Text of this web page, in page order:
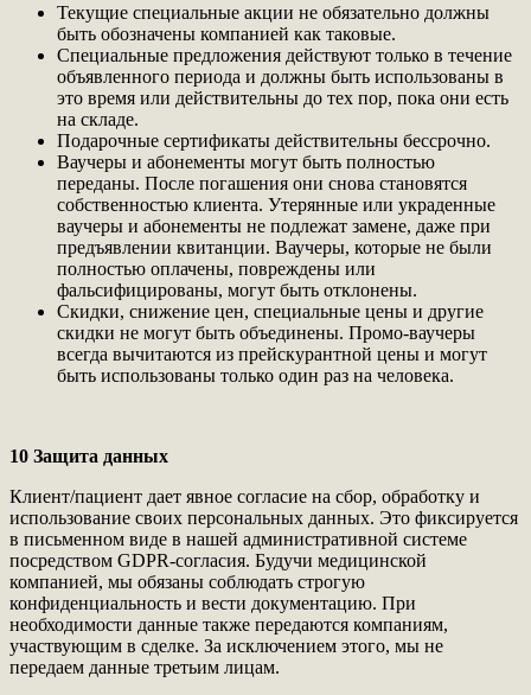
Текущие специальные акции не обязательно должны
быть обозначены компанией как таковые.
Специальные предложения действуют только в течение
объявленного периода и должны быть использованы в
это время или действительны до тех пор, пока они есть
на складе.
Подарочные сертификаты действительны бессрочно.
Ваучеры и абонементы могут быть полностью
переданы. После погашения они снова становятся
собственностью клиента. Утерянные или украденные
ваучеры и абонементы не подлежат замене, даже при
предъявлении квитанции. Ваучеры, которые не были
полностью оплачены, повреждены или
фальсифицированы, могут быть отклонены.
Скидки, снижение цен, специальные цены и другие
скидки не могут быть объединены. Промо-ваучеры
всегда вычитаются из прейскурантной цены и могут
быть использованы только один раз на человека.
10 Защита данных
Клиент/пациент дает явное согласие на сбор, обработку и
использование своих персональных данных. Это фиксируется
в письменном виде в нашей административной системе
посредством GDPR-согласия. Будучи медицинской
компанией, мы обязаны соблюдать строгую
конфиденциальность и вести документацию. При
необходимости данные также передаются компаниям,
участвующим в сделке. За исключением этого, мы не
передаем данные третьим лицам.